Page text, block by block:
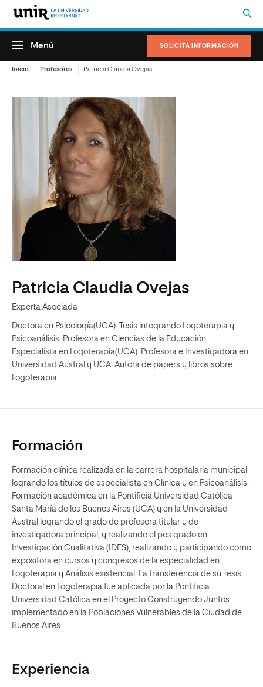
SOLICITA INFORMACIÓN
Menú
Inicio Profesores Patricia Claudia Ovejas
Patricia Claudia Ovejas
Experta Asociada
Doctora en Psicología(UCA). Tesis integrando Logoterapia y
Psicoanálisis. Profesora en Ciencias de la Educación.
Especialista en Logoterapia(UCA). Profesora e Investigadora en
Universidad Austral y UCA. Autora de papers y libros sobre
Logoterapia
Formación
Formación clínica realizada en la carrera hospitalaria municipal
logrando los títulos de especialista en Clínica y en Psicoanálisis.
Formación académica en la Pontificia Universidad Católica
Santa María de los Buenos Aires (UCA) y en la Universidad
Austral logrando el grado de profesora titular y de
investigadora principal, y realizando el pos grado en
Investigación Cualitativa (IDES), realizando y participando como
expositora en cursos y congresos de la especialidad en
Logoterapia y Análisis existencial. La transferencia de su Tesis
Doctoral en Logoterapia fue aplicada por la Pontificia
Universidad Católica en el Proyecto Construyendo Juntos
implementado en la Poblaciones Vulnerables de la Ciudad de
Buenos Aires
Experiencia